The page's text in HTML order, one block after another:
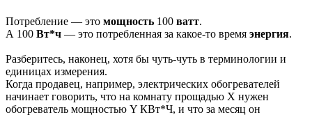
Потребление — это мощность 100 ватт.
А 100 Вт*ч — это потребленная за какое-то время энергия.
Разберитесь, наконец, хотя бы чуть-чуть в терминологии и
единицах измерения.
Когда продавец, например, электрических обогревателей
начинает говорить, что на комнату прощадью Х нужен
обогреватель мощностью Y КВт*Ч, и что за месяц он